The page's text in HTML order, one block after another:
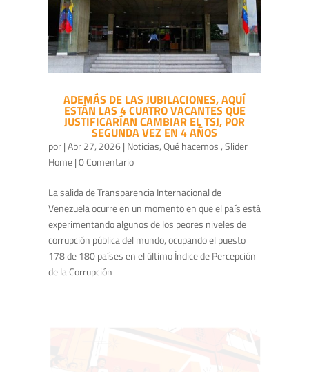
ADEMÁS DE LAS JUBILACIONES, AQUÍ
ESTÁN LAS 4 CUATRO VACANTES QUE
JUSTIFICARÍAN CAMBIAR EL TSJ, POR
SEGUNDA VEZ EN 4 AÑOS
por|Abr 27, 2026| Noticias,Qué hacemos,Slider
Home| 0 Comentario
La salida de Transparencia Internacional de
Venezuela ocurre en un momento en que el país está
experimentando algunos de los peores niveles de
corrupción pública del mundo, ocupando el puesto
178 de 180 países en el último Índice de Percepción
de la Corrupción